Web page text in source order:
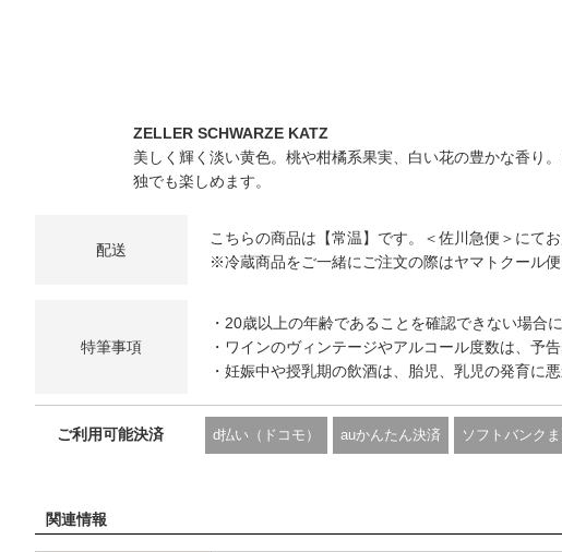
ZELLER SCHWARZE KATZ
美しく輝く淡い黄色。桃や柑橘系果実、白い花の豊かな香り
独でも楽しめます。
配送
こちらの商品は【常温】です。＜佐川急便＞にてお
※冷蔵商品をご一緒にご注文の際はヤマトクール便
特筆事項
・20歳以上の年齢であることを確認できない場合
・ワインのヴィンテージやアルコール度数は、予
・妊娠中や授乳期の飲酒は、胎児、乳児の発育に
ご利用可能決済 d払い（ドコモ） auかんたん決済 ソフトバンク
関連情報